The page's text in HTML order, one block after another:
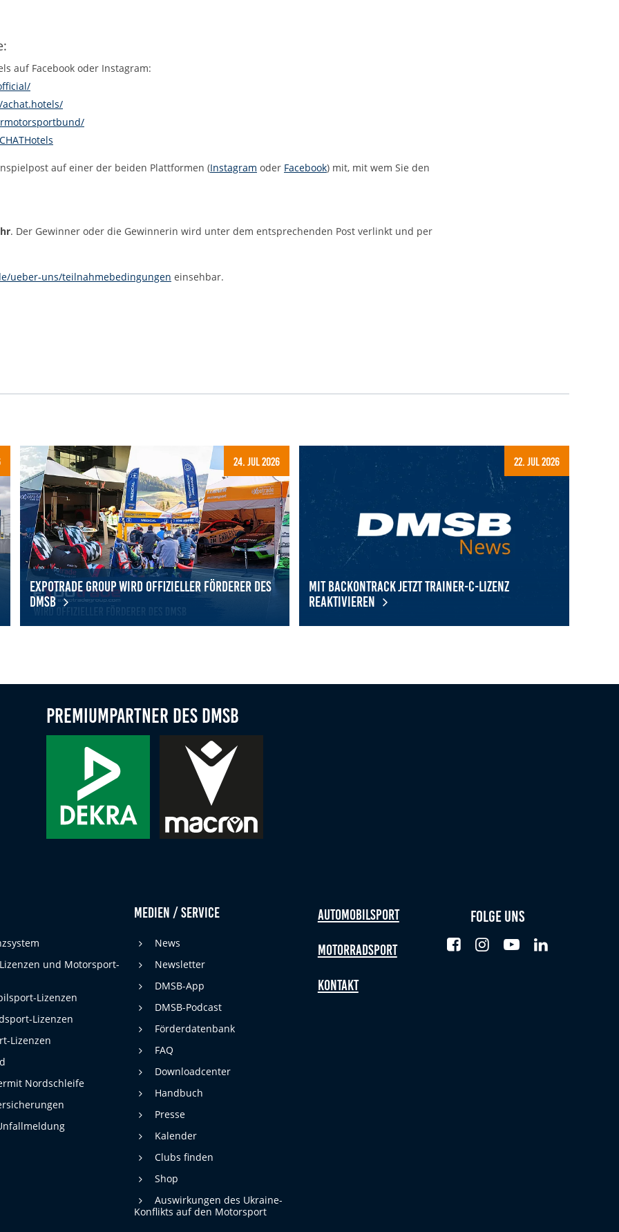
auf Facebook oder Instagram:
auf einer der beiden Plattformen (Instagram oder Facebook) mit, mit wem Sie den
. Der Gewinner oder die Gewinnerin wird unter dem entsprechenden Post verlinkt und per
ueber-uns/teilnahmebedingungen einsehbar.
24. Jul 2026
Expotrade Group wird offizieller Förderer des
DMSB
22. Jul 2026
Mit BackOnTrack jetzt Trainer-C-Lizenz
reaktivieren
Premiumpartner des DMSB
und Motorsport-
Lizenzen
Lizenzen
Lizenzen
Nordschleife
Medien / Service
News
Newsletter
DMSB-App
DMSB-Podcast
Förderdatenbank
FAQ
Downloadcenter
Handbuch
Presse
Kalender
Clubs finden
Shop
Auswirkungen des Ukraine-
Konflikts auf den Motorsport
Automobilsport
Motorradsport
Kontakt
Folge uns